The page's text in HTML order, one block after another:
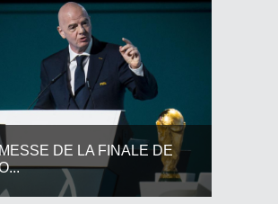
DE LA FINALE DE